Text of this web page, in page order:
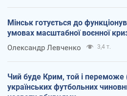
Мінськ готується до
умовах масштабної воєнної
Олександр Левченко 3,4 т.
Чий буде Крим, той і переможе
українських футбольних